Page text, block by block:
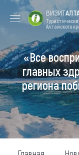
Форум VISIT
ALTAI
Туры
Где
Чем
ВИЗИТ
Алтайского
«Все
главных
региона